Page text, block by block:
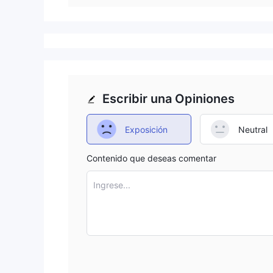
Escribir una Opiniones
Exposición Neutral
Contenido que deseas comentar
Ingrese...